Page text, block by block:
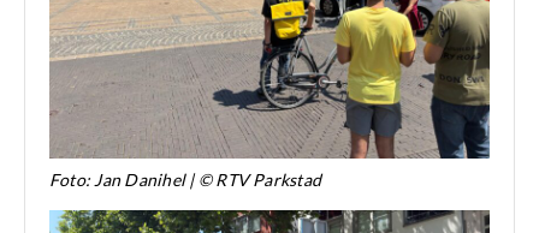
Foto: Jan Danihel | © RTV Parkstad